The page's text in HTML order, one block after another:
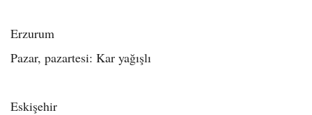
Erzurum
Pazar, pazartesi: Kar yağışlı
Eskişehir